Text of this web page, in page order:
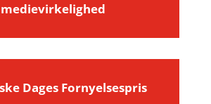
medievirkelighed
Dages Fornyelsespris